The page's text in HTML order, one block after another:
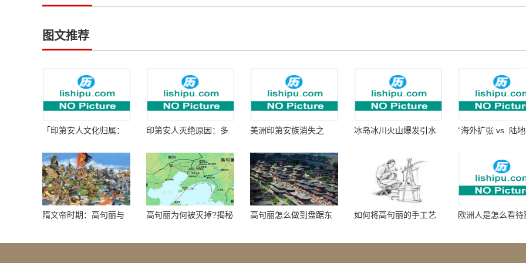
图文推荐
「印第安人文化归属：
印第安人灭绝原因：多
美洲印第安族消失之
冰岛冰川火山爆发引水
“海外扩张 vs. 陆
隋文帝时期：高句丽与
高句丽为何被灭掉?揭秘
秘！
高句丽怎么做到盘踞东
如何将高句丽的手工艺
欧洲人是怎么看待